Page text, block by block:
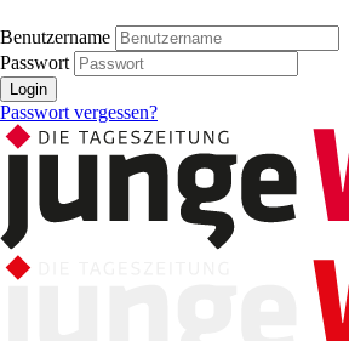
Benutzername
Passwort
Login
Passwort vergessen?